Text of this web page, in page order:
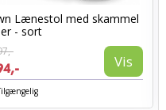
Lænestol med skammel
- sort
Vis